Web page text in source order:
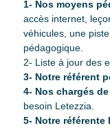
1- Nos moyens
accès internet,
véhicules, une
pédagogique.
2- Liste à jour des
3- Notre référent
4- Nos chargés
besoin Letezzia.
5- Notre référente